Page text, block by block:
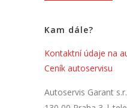
Kam dále?
Kontaktní údaje na
Ceník autoservisu
Autoservis Garant